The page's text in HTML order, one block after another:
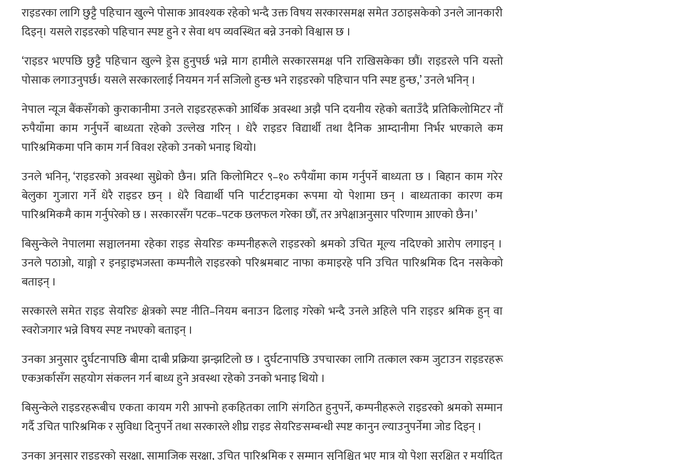
राइडरका लागि छुट्टै पहिचान खुल्ने पोसाक आवश्यक रहेको भन्दै उक्त विषय सरकारसमक्ष समेत उठाइसकेको उनले जानकारी
दिइन्। यसले राइडरको पहिचान स्पष्ट हुने र सेवा थप व्यवस्थित बन्ने उनको विश्वास छ ।
‘राइडर भएपछि छुट्टै पहिचान खुल्ने ड्रेस हुनुपर्छ भन्ने माग हामीले सरकारसमक्ष पनि राखिसकेका छौं। राइडरले पनि यस्तो
पोसाक लगाउनुपर्छ। यसले सरकारलाई नियमन गर्न सजिलो हुन्छ भने राइडरको पहिचान पनि स्पष्ट हुन्छ,’ उनले भनिन् ।
नेपाल न्यूज बैंकसँगको कुराकानीमा उनले राइडरहरूको आर्थिक अवस्था अझै पनि दयनीय रहेको बताउँदै प्रतिकिलोमिटर नौं
रुपैयाँमा काम गर्नुपर्ने बाध्यता रहेको उल्लेख गरिन् । धेरै राइडर विद्यार्थी तथा दैनिक आम्दानीमा निर्भर भएकाले कम
पारिश्रमिकमा पनि काम गर्न विवश रहेको उनको भनाइ थियो।
उनले भनिन्, ‘राइडरको अवस्था सुध्रेको छैन। प्रति किलोमिटर ९–१० रुपैयाँमा काम गर्नुपर्ने बाध्यता छ । बिहान काम गरेर
बेलुका गुजारा गर्ने धेरै राइडर छन् । धेरै विद्यार्थी पनि पार्टटाइमका रूपमा यो पेशामा छन् । बाध्यताका कारण कम
पारिश्रमिकमै काम गर्नुपरेको छ । सरकारसँग पटक–पटक छलफल गरेका छौं, तर अपेक्षाअनुसार परिणाम आएको छैन।’
बिसुन्केले नेपालमा सञ्चालनमा रहेका राइड सेयरिङ कम्पनीहरूले राइडरको श्रमको उचित मूल्य नदिएको आरोप लगाइन् ।
उनले पठाओ, याङ्गो र इनड्राइभजस्ता कम्पनीले राइडरको परिश्रमबाट नाफा कमाइरहे पनि उचित पारिश्रमिक दिन नसकेको
बताइन् ।
सरकारले समेत राइड सेयरिङ क्षेत्रको स्पष्ट नीति–नियम बनाउन ढिलाइ गरेको भन्दै उनले अहिले पनि राइडर श्रमिक हुन् वा
स्वरोजगार भन्ने विषय स्पष्ट नभएको बताइन् ।
उनका अनुसार दुर्घटनापछि बीमा दाबी प्रक्रिया झन्झटिलो छ । दुर्घटनापछि उपचारका लागि तत्काल रकम जुटाउन राइडरहरू
एकअर्कासँग सहयोग संकलन गर्न बाध्य हुने अवस्था रहेको उनको भनाइ थियो ।
बिसुन्केले राइडरहरूबीच एकता कायम गरी आफ्नो हकहितका लागि संगठित हुनुपर्ने, कम्पनीहरूले राइडरको श्रमको सम्मान
गर्दै उचित पारिश्रमिक र सुविधा दिनुपर्ने तथा सरकारले शीघ्र राइड सेयरिङसम्बन्धी स्पष्ट कानुन ल्याउनुपर्नेमा जोड दिइन् ।
उनका अनुसार राइडरको सुरक्षा, सामाजिक सुरक्षा, उचित पारिश्रमिक र सम्मान सुनिश्चित भए मात्र यो पेशा सुरक्षित र मर्यादित